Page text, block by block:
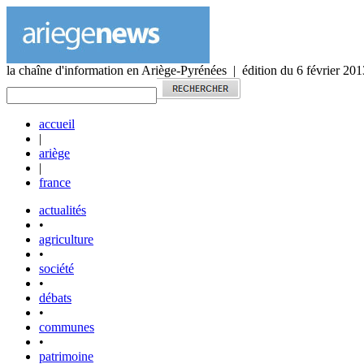
la chaîne d'information en Ariège-Pyrénées | édition du 6 février
accueil
|
ariège
|
france
actualités
•
agriculture
•
société
•
débats
•
communes
•
patrimoine